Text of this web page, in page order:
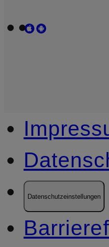
Datenschutzeinstellungen